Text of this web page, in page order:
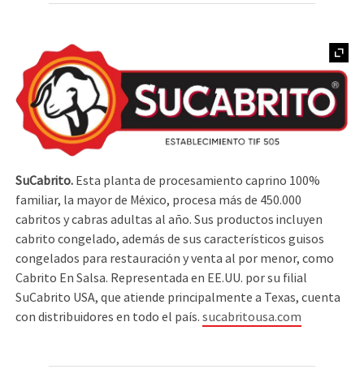
SuCabrito. Esta planta de procesamiento caprino 100%
familiar, la mayor de México, procesa más de 450.000
cabritos y cabras adultas al año. Sus productos incluyen
cabrito congelado, además de sus característicos guisos
congelados para restauración y venta al por menor, como
Cabrito En Salsa. Representada en EE.UU. por su filial
SuCabrito USA, que atiende principalmente a Texas, cuenta
con distribuidores en todo el país.sucabritousa.com